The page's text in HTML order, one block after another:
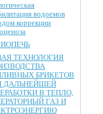
водоемов
коррекции
ТЕХНОЛОГИЯ
БРИКЕТОВ
ДАЛЬНЕЙШЕЙ
В ТЕПЛО,
ГАЗ И